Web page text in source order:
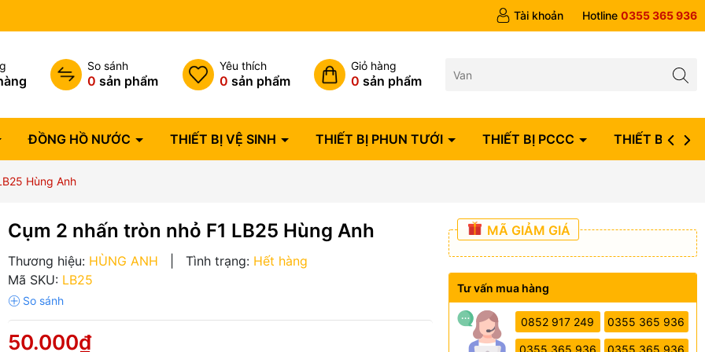
Tài khoản Hotline 0355 365 936
So sánh
0 sản phẩm
Yêu thích
0 sản phẩm
Giỏ hàng
0 sản phẩm
ĐỒNG HỒ NƯỚC THIẾT BỊ VỆ SINH THIẾT BỊ PHUN TƯỚI THIẾT BỊ PCCC THIẾT BỊ ĐIỆN
Hùng Anh
Cụm 2 nhấn tròn nhỏ F1 LB25 Hùng Anh
Thương hiệu: HÙNG ANH Tình trạng: Hết hàng
Mã SKU: LB25
50.000₫
MÃ GIẢM GIÁ
Tư vấn mua hàng
0852 917 249 0355 365 936
0355 365 936 0355 365 936